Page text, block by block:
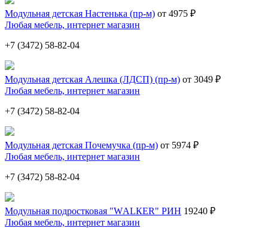
Модульная детская Настенька (пр-м) от 4975 ₽
Любая мебель, интернет магазин
+7 (3472) 58-82-04
Модульная детская Алешка (ЛДСП) (пр-м) от 3049 ₽
Любая мебель, интернет магазин
+7 (3472) 58-82-04
Модульная детская Почемучка (пр-м) от 5974 ₽
Любая мебель, интернет магазин
+7 (3472) 58-82-04
Модульная подростковая "WАLКЕR" РИН 19240 ₽
Любая мебель, интернет магазин